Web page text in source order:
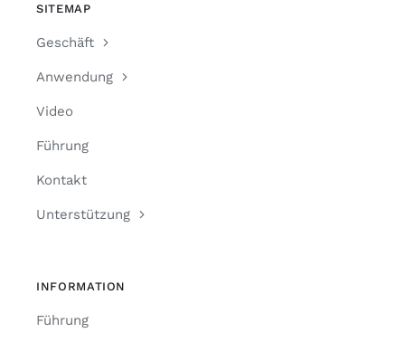
SITEMAP
Geschäft
Anwendung
Video
Führung
Kontakt
Unterstützung
INFORMATION
Führung